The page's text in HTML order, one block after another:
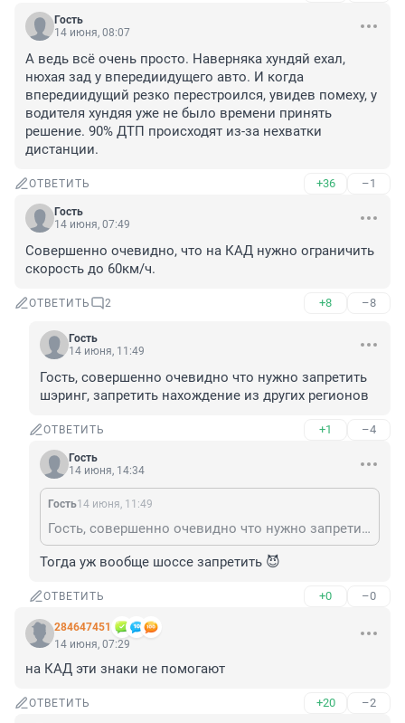
Гость
14 июня, 08:07
А ведь всё очень просто. Наверняка хундяй ехал,
нюхая зад у впередиидущего авто. И когда
впередиидущий резко перестроился, увидев помеху, у
водителя хундяя уже не было времени принять
решение. 90% ДТП происходят из-за нехватки
дистанции.
ОТВЕТИТЬ +36 –1
Гость
14 июня, 07:49
Совершенно очевидно, что на КАД нужно ограничить
скорость до 60км/ч.
ОТВЕТИТЬ 2 +8 –8
Гость
14 июня, 11:49
Гость, совершенно очевидно что нужно запретить
шэринг, запретить нахождение из других регионов
ОТВЕТИТЬ +1 –4
Гость
14 июня, 14:34
Гость14 июня, 11:49
Гость, совершенно очевидно что нужно запретить шэринг, запретить нахождение из других регионов
Тогда уж вообще шоссе запретить 😈
ОТВЕТИТЬ +0 –0
284647451
14 июня, 07:29
на КАД эти знаки не помогают
ОТВЕТИТЬ +20 –2